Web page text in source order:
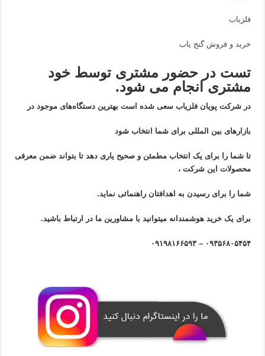
فلزیاب
خرید و فروش گنج یاب
تست در حضور مشتری توسط خود
مشتری انجام می شود.
در شرکت پویان فلزیاب سعی شده است بهترین دستگاه‌های موجود در
بازار‌های بین المللی برای شما انتخاب شود
تا شما را برای یک انتخاب مطمئن و صحیح یاری دهد تا بتواند ضمن معرفی
محصولات این شرکت ،
شما را برای رسیدن به اهدافتان راهنمائی نماید.
برای یک خرید هوشمندانه میتوانید با مشاورین ما در ارتباط باشید.
۰۹۳۵۶۸۰۵۴۵۴ – ۰۹۱۹۸۱۶۶۵۹۳